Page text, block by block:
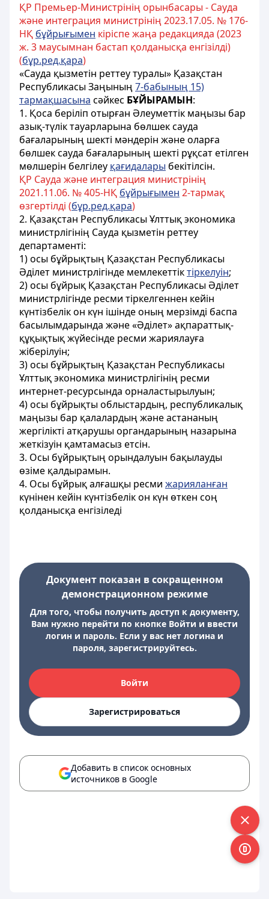
ҚР Премьер-Министрінің орынбасары - Сауда
және интеграция министрінің 2023.17.05. № 176-
НҚ бұйрығымен кіріспе жаңа редакцияда (2023
ж. 3 маусымнан бастап қолданысқа енгізілді)
(бұр.ред.қара)
«Сауда қызметін реттеу туралы» Қазақстан
Республикасы Заңының7-бабының 15)
тармақшасына сәйкес БҰЙЫРАМЫН:
1. Қоса беріліп отырған Әлеуметтік маңызы бар
азық-түлік тауарларына бөлшек сауда
бағаларының шекті мәндерін және оларға
бөлшек сауда бағаларының шекті рұқсат етілген
мөлшерін белгілеу қағидалары бекітілсін.
ҚР Сауда және интеграция министрінің
2021.11.06. № 405-НҚ бұйрығымен 2-тармақ
өзгертілді (бұр.ред.қара)
2. Қазақстан Республикасы Ұлттық экономика
министрлігінің Сауда қызметін реттеу
департаменті:
1) осы бұйрықтың Қазақстан Республикасы
Әділет министрлігінде мемлекеттіктіркелуін;
2) осы бұйрық Қазақстан Республикасы Әділет
министрлігінде ресми тіркелгеннен кейін
күнтізбелік он күн ішінде оның мерзімді баспа
басылымдарында және «Әділет» ақпараттық-
құқықтық жүйесінде ресми жариялауға
жіберілуін;
3) осы бұйрықтың Қазақстан Республикасы
Ұлттық экономика министрлігінің ресми
интернет-ресурсында орналастырылуын;
4) осы бұйрықты облыстардың, республикалық
маңызы бар қалалардың және астананың
жергілікті атқарушы органдарының назарына
жеткізуін қамтамасыз етсін.
3. Осы бұйрықтың орындалуын бақылауды
өзіме қалдырамын.
4. Осы бұйрық алғашқы ресми жарияланған
күнінен кейін күнтізбелік он күн өткен соң
қолданысқа енгізіледі
Документ показан в сокращенном
демонстрационном режиме
Для того, чтобы получить доступ к документу,
Вам нужно перейти по кнопке Войти и ввести
логин и пароль. Если у вас нет логина и
пароля, зарегистрируйтесь.
Войти
Зарегистрироваться
Добавить в список основных
источников в Google